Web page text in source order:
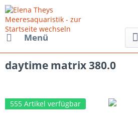
Menü
daytime matrix 380.0
555 Artikel verfügbar